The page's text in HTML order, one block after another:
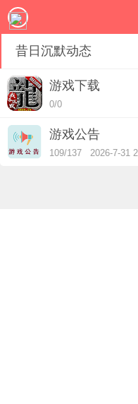
昔日沉默动态
游戏下载
0/0
游戏公告
109/137 2026-7-31